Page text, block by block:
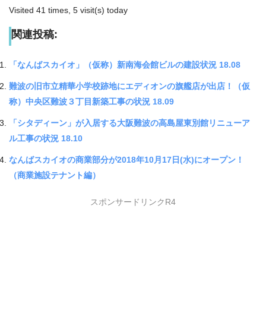
Visited 41 times, 5 visit(s) today
関連投稿:
「なんばスカイオ」（仮称）新南海会館ビルの建設状況 18.08
難波の旧市立精華小学校跡地にエディオンの旗艦店が出店！（仮
称）中央区難波３丁目新築工事の状況 18.09
「シタディーン」が入居する大阪難波の高島屋東別館リニューア
ル工事の状況 18.10
なんばスカイオの商業部分が2018年10月17日(水)にオープン！
（商業施設テナント編）
スポンサードリンクR4